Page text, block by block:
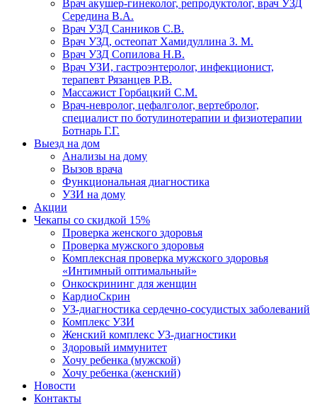
Врач акушер-гинеколог, репродуктолог, врач УЗД
Середина В.А.
Врач УЗД Санников С.В.
Врач УЗД, остеопат Хамидуллина З. М.
Врач УЗД Сопилова Н.В.
Врач УЗИ, гастроэнтеролог, инфекционист,
терапевт Рязанцев Р.В.
Массажист Горбацкий С.М.
Врач-невролог, цефалголог, вертебролог,
специалист по ботулинотерапии и физиотерапии
Ботнарь Г.Г.
Выезд на дом
Анализы на дому
Вызов врача
Функциональная диагностика
УЗИ на дому
Акции
Чекапы со скидкой 15%
Проверка женского здоровья
Проверка мужского здоровья
Комплексная проверка мужского здоровья
«Интимный оптимальный»
Онкоcкрининг для женщин
КардиоСкрин
УЗ-диагностика сердечно-сосудистых заболеваний
Комплекс УЗИ
Женский комплекс УЗ-диагностики
Здоровый иммунитет
Хочу ребенка (мужской)
Хочу ребенка (женский)
Новости
Контакты